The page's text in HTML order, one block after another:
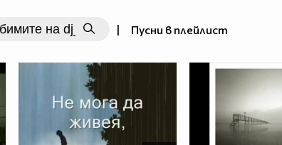
| Пусни в плейлист